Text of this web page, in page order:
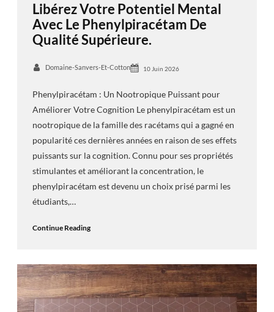
Libérez Votre Potentiel Mental
Avec Le Phenylpiracétam De
Qualité Supérieure.
Domaine-Sanvers-Et-Cotton 10 Juin 2026
Phenylpiracétam : Un Nootropique Puissant pour
Améliorer Votre Cognition Le phenylpiracétam est un
nootropique de la famille des racétams qui a gagné en
popularité ces dernières années en raison de ses effets
puissants sur la cognition. Connu pour ses propriétés
stimulantes et améliorant la concentration, le
phenylpiracétam est devenu un choix prisé parmi les
étudiants,…
Continue Reading